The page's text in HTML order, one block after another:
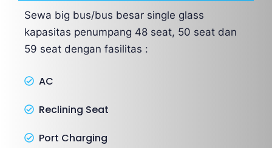
Sewa big bus/bus besar single glass
kapasitas penumpang 48 seat, 50 seat dan
59 seat dengan fasilitas :
AC
Reclining Seat
Port Charging